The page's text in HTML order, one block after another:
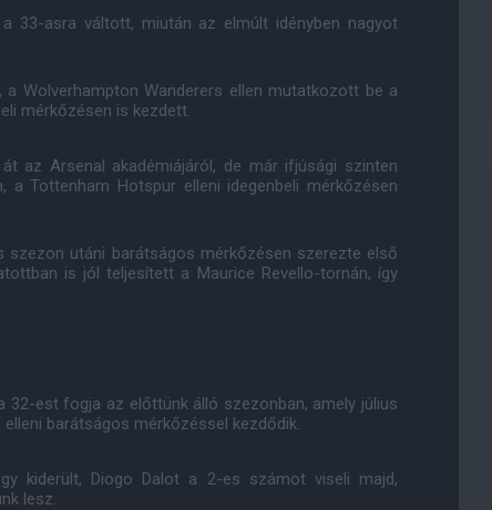
33-asra váltott, miután az elmúlt idényben nagyot
Wolverhampton Wanderers ellen mutatkozott be a
mérkőzésen is kezdett.
az Arsenal akadémiájáról, de már ifjúsági szinten
Tottenham Hotspur elleni idegenbeli mérkőzésen
szezon utáni barátságos mérkőzésen szerezte első
is jól teljesített a Maurice Revello-tornán, így
est fogja az előttünk álló szezonban, amely július
barátságos mérkőzéssel kezdődik.
kiderült, Diogo Dalot a 2-es számot viseli majd,
lesz.